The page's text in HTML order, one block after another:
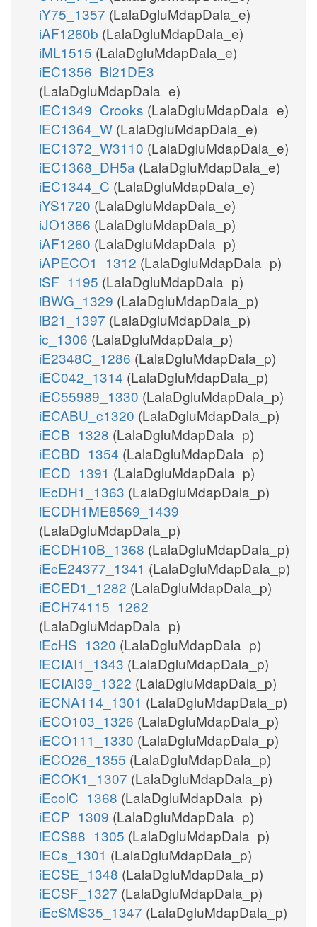
iY75_1357 (LalaDgluMdapDala_e)
iAF1260b (LalaDgluMdapDala_e)
iML1515 (LalaDgluMdapDala_e)
iEC1356_Bl21DE3
(LalaDgluMdapDala_e)
iEC1349_Crooks (LalaDgluMdapDala_e)
iEC1364_W (LalaDgluMdapDala_e)
iEC1372_W3110 (LalaDgluMdapDala_e)
iEC1368_DH5a (LalaDgluMdapDala_e)
iEC1344_C (LalaDgluMdapDala_e)
iYS1720 (LalaDgluMdapDala_e)
iJO1366 (LalaDgluMdapDala_p)
iAF1260 (LalaDgluMdapDala_p)
iAPECO1_1312 (LalaDgluMdapDala_p)
iSF_1195 (LalaDgluMdapDala_p)
iBWG_1329 (LalaDgluMdapDala_p)
iB21_1397 (LalaDgluMdapDala_p)
ic_1306 (LalaDgluMdapDala_p)
iE2348C_1286 (LalaDgluMdapDala_p)
iEC042_1314 (LalaDgluMdapDala_p)
iEC55989_1330 (LalaDgluMdapDala_p)
iECABU_c1320 (LalaDgluMdapDala_p)
iECB_1328 (LalaDgluMdapDala_p)
iECBD_1354 (LalaDgluMdapDala_p)
iECD_1391 (LalaDgluMdapDala_p)
iEcDH1_1363 (LalaDgluMdapDala_p)
iECDH1ME8569_1439
(LalaDgluMdapDala_p)
iECDH10B_1368 (LalaDgluMdapDala_p)
iEcE24377_1341 (LalaDgluMdapDala_p)
iECED1_1282 (LalaDgluMdapDala_p)
iECH74115_1262
(LalaDgluMdapDala_p)
iEcHS_1320 (LalaDgluMdapDala_p)
iECIAI1_1343 (LalaDgluMdapDala_p)
iECIAI39_1322 (LalaDgluMdapDala_p)
iECNA114_1301 (LalaDgluMdapDala_p)
iECO103_1326 (LalaDgluMdapDala_p)
iECO111_1330 (LalaDgluMdapDala_p)
iECO26_1355 (LalaDgluMdapDala_p)
iECOK1_1307 (LalaDgluMdapDala_p)
iEcolC_1368 (LalaDgluMdapDala_p)
iECP_1309 (LalaDgluMdapDala_p)
iECS88_1305 (LalaDgluMdapDala_p)
iECs_1301 (LalaDgluMdapDala_p)
iECSE_1348 (LalaDgluMdapDala_p)
iECSF_1327 (LalaDgluMdapDala_p)
iEcSMS35_1347 (LalaDgluMdapDala_p)